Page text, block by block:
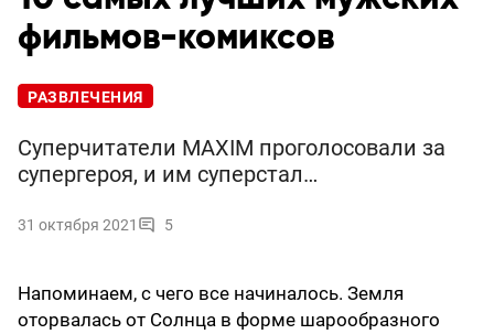
фильмов-комиксов
РАЗВЛЕЧЕНИЯ
Суперчитатели MAXIM проголосовали за
супергероя, и им суперстал…
31 октября 2021 5
Напоминаем, с чего все начиналось. Земля
оторвалась от Солнца в форме шарообразного